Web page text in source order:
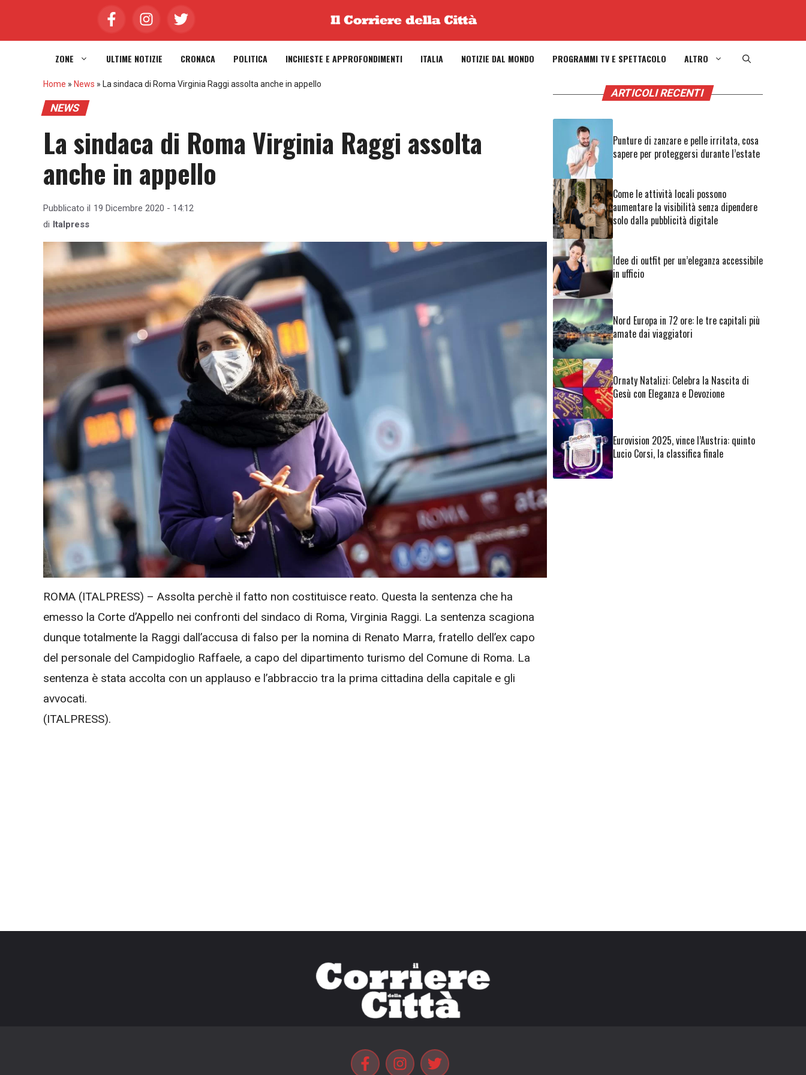
ZONE ULTIME NOTIZIE CRONACA POLITICA INCHIESTE E APPROFONDIMENTI ITALIA NOTIZIE DAL MONDO PROGRAMMI TV E SPETTACOLO ALTRO
Home » News » La sindaca di Roma Virginia Raggi assolta anche in appello
NEWS
La sindaca di Roma Virginia Raggi assolta
anche in appello
Pubblicato il 19 Dicembre 2020 - 14:12
di Italpress
ROMA (ITALPRESS) – Assolta perchè il fatto non costituisce reato. Questa la sentenza che ha
emesso la Corte d’Appello nei confronti del sindaco di Roma, Virginia Raggi. La sentenza scagiona
dunque totalmente la Raggi dall’accusa di falso per la nomina di Renato Marra, fratello dell’ex capo
del personale del Campidoglio Raffaele, a capo del dipartimento turismo del Comune di Roma. La
sentenza è stata accolta con un applauso e l’abbraccio tra la prima cittadina della capitale e gli
avvocati.
(ITALPRESS).
ARTICOLI RECENTI
Punture di zanzare e pelle irritata, cosa
sapere per proteggersi durante l’estate
Come le attività locali possono
aumentare la visibilità senza dipendere
solo dalla pubblicità digitale
Idee di outfit per un’eleganza accessibile
in ufficio
Nord Europa in 72 ore: le tre capitali più
amate dai viaggiatori
Ornaty Natalizi: Celebra la Nascita di
Gesù con Eleganza e Devozione
Eurovision 2025, vince l’Austria: quinto
Lucio Corsi, la classifica finale